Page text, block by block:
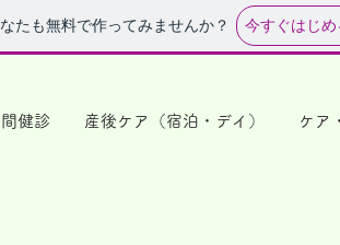
たも無料で作ってみませんか？ 今すぐはじめ
健診 産後ケア（宿泊・デイ） ケア